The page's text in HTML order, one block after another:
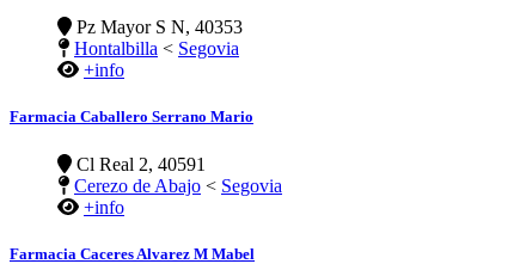
Pz Mayor S N, 40353
Hontalbilla < Segovia
+info
Farmacia Caballero Serrano Mario
Cl Real 2, 40591
Cerezo de Abajo < Segovia
+info
Farmacia Caceres Alvarez M Mabel